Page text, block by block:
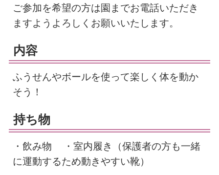
ご参加を希望の方は園までお電話いただき
ますようよろしくお願いいたします。
内容
ふうせんやボールを使って楽しく体を動か
そう！
持ち物
・飲み物 ・室内履き（保護者の方も一緒
に運動するため動きやすい靴）